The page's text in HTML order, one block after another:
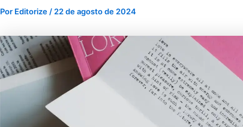
Por Editorize / 22 de agosto de 2024